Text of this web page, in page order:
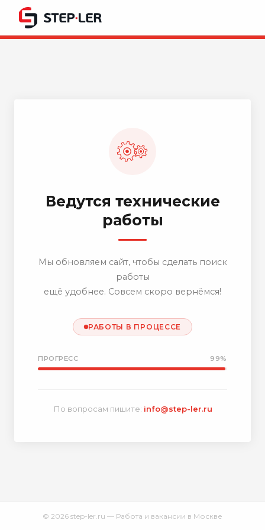
Ведутся технические
работы
Мы обновляем сайт, чтобы сделать поиск
работы
ещё удобнее. Совсем скоро вернёмся!
РАБОТЫ В ПРОЦЕССЕ
ПРОГРЕСС 99%
По вопросам пишите: info@step-ler.ru
© 2026 step-ler.ru — Работа и вакансии в Москве